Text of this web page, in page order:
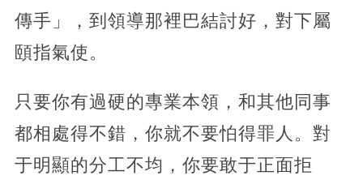
傳手」，到領導那裡巴結討好，對下屬
頤指氣使。
只要你有過硬的專業本領，和其他同事
都相處得不錯，你就不要怕得罪人。對
于明顯的分工不均，你要敢于正面拒